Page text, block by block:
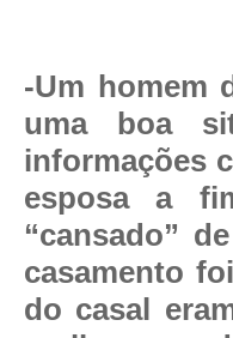
-Um homem
uma boa
informações
esposa a
“cansado”
casamento
do casal